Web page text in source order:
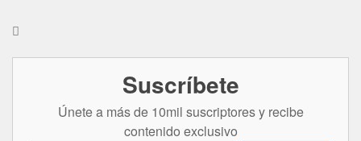

Suscríbete
Únete a más de 10mil suscriptores y recibe
contenido exclusivo